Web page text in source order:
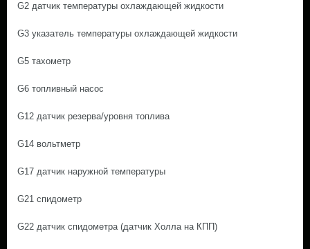
G2 датчик температуры охлаждающей жидкости
G3 указатель температуры охлаждающей жидкости
G5 тахометр
G6 топливный насос
G12 датчик резерва/уровня топлива
G14 вольтметр
G17 датчик наружной температуры
G21 спидометр
G22 датчик спидометра (датчик Холла на КПП)